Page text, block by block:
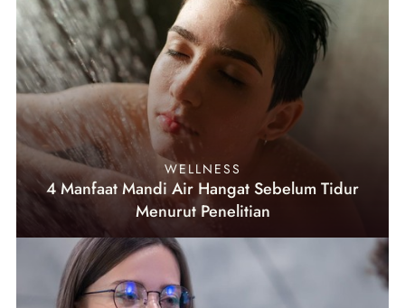
WELLNESS
4 Manfaat Mandi Air Hangat Sebelum Tidur
Menurut Penelitian